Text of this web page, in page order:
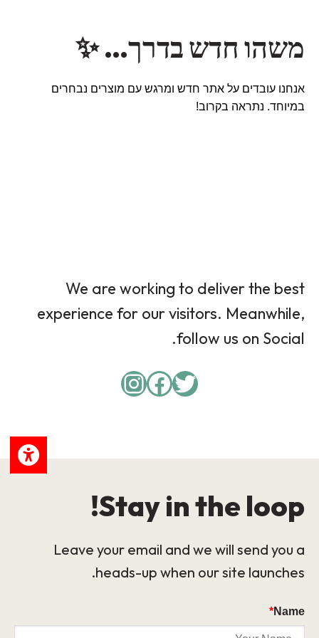
משהו חדש בדרך… ✨
אנחנו עובדים על אתר חדש ומרגש עם מוצרים נבחרים
במיוחד. נתראה בקרוב!
We are working to deliver the best
experience for our visitors. Meanwhile,
follow us on Social.
Twitter
Facebook
Instagram
Stay in the loop!
Leave your email and we will send you a
heads-up when our site launches.
Name
*